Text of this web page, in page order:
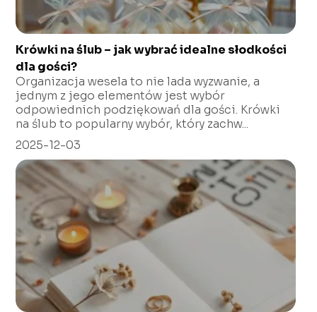
Krówki na ślub – jak wybrać idealne słodkości
dla gości?
Organizacja wesela to nie lada wyzwanie, a
jednym z jego elementów jest wybór
odpowiednich podziękowań dla gości. Krówki
na ślub to popularny wybór, który zachw...
2025-12-03